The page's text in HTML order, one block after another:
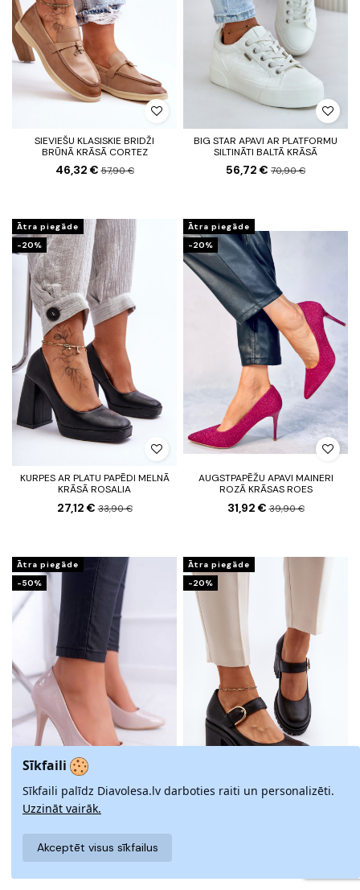
SIEVIEŠU KLASISKIE BRIDŽI
BRŪNĀ KRĀSĀ CORTEZ
46,32 €57,90 €
BIG STAR APAVI AR PLATFORMU
SILTINĀTI BALTĀ KRĀSĀ
56,72 € 70,90 €
Ātra piegāde
-20%
KURPES AR PLATU PAPĒDI MELNĀ
KRĀSĀ ROSALIA
27,12 €33,90 €
Ātra piegāde
-20%
AUGSTPAPĒŽU APAVI MAINERI
ROZĀ KRĀSAS ROES
31,92 €39,90 €
Ātra piegāde
-50%
AUKŠTAKULNIAI BATELIAI
16,45 €
Ātra piegāde
-20%
Sīkfaili
Sīkfaili palīdz Diavolesa.lv darboties raiti un personalizēti.
Uzzināt vairāk.
Akceptēt visus sīkfailus